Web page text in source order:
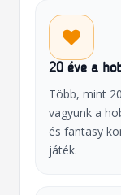
20 éve a
Több, mint
vagyunk a
és fantasy
játék.